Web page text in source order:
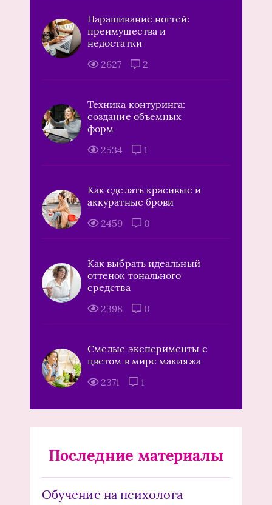
Наращивание ногтей:
преимущества и
недостатки
2627
2
Техника контуринга:
создание объемных
форм
2534
1
Как сделать красивые и
аккуратные брови
2459
0
Как выбрать идеальный
оттенок тонального
средства
2398
0
Смелые эксперименты с
цветом в мире макияжа
2371
1
Последние материалы
Обучение на психолога